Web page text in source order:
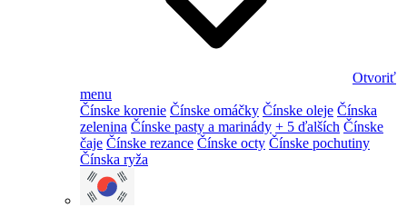
Otvoriť
menu
Čínske korenie Čínske omáčky Čínske oleje Čínska
zelenina Čínske pasty a marinády + 5 ďalších Čínske
čaje Čínske rezance Čínske octy Čínske pochutiny
Čínska ryža